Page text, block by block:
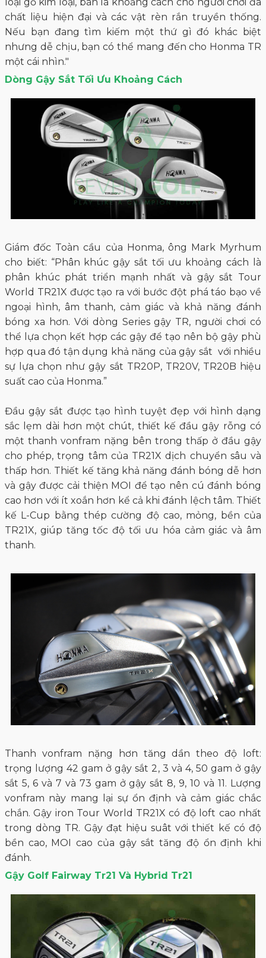
chất liệu hiện đại và các vật rèn rắn truyền thống.
Nếu bạn đang tìm kiếm một thứ gì đó khác biệt
nhưng dễ chịu, bạn có thể mang đến cho Honma TR
một cái nhìn."
Dòng Gậy Sắt Tối Ưu Khoảng Cách
Giám đốc Toàn cầu của Honma, ông Mark Myrhum
cho biết: “Phân khúc gậy sắt tối ưu khoảng cách là
phân khúc phát triển mạnh nhất và gậy sắt Tour
World TR21X được tạo ra với bước đột phá táo bạo về
ngoại hình, âm thanh, cảm giác và khả năng đánh
bóng xa hơn. Với dòng Series gậy TR, người chơi có
thể lựa chọn kết hợp các gậy để tạo nên bộ gậy phù
hợp qua đó tận dụng khả năng của gậy sắt với nhiều
sự lựa chọn như gậy sắt TR20P, TR20V, TR20B hiệu
suất cao của Honma.”
Đầu gậy sắt được tạo hình tuyệt đẹp với hình dạng
sắc lẹm dài hơn một chút, thiết kế đầu gậy rỗng có
một thanh vonfram nặng bên trong thấp ở đầu gậy
cho phép, trọng tâm của TR21X dịch chuyển sâu và
thấp hơn. Thiết kế tăng khả năng đánh bóng dễ hơn
và gậy được cải thiện MOI để tạo nên cú đánh bóng
cao hơn với ít xoắn hơn kể cả khi đánh lệch tâm. Thiết
kế L-Cup bằng thép cường độ cao, mỏng, bền của
TR21X, giúp tăng tốc độ tối ưu hóa cảm giác và âm
thanh.
Thanh vonfram nặng hơn tăng dần theo độ loft:
trọng lượng 42 gam ở gậy sắt 2, 3 và 4, 50 gam ở gậy
sắt 5, 6 và 7 và 73 gam ở gậy sắt 8, 9, 10 và 11. Lượng
vonfram này mang lại sự ổn định và cảm giác chắc
chắn. Gậy iron Tour World TR21X có độ loft cao nhất
trong dòng TR. Gậy đạt hiệu suât với thiết kế có độ
bền cao, MOI cao của gậy sắt tăng độ ổn định khi
đánh.
Gậy Golf Fairway Tr21 Và Hybrid Tr21